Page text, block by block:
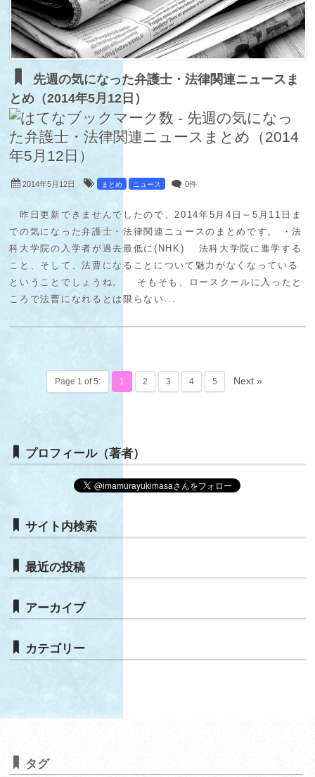
先週の気になった弁護士・法律関連ニュースま
とめ（2014年5月12日）
2014年5月12日 まとめ ニュース 0件
昨日更新できませんでしたので、2014年5月4日～5月11日ま
での気になった弁護士・法律関連ニュースのまとめです。 ・法
科大学院の入学者が過去最低に(NHK) 法科大学院に進学する
こと、そして、法曹になることについて魅力がなくなっている
ということでしょうね。 そもそも、ロースクールに入ったと
ころで法曹になれるとは限らない...
Page 1 of 5: 1 2 3 4 5 Next »
プロフィール（著者）
サイト内検索
最近の投稿
アーカイブ
カテゴリー
タグ